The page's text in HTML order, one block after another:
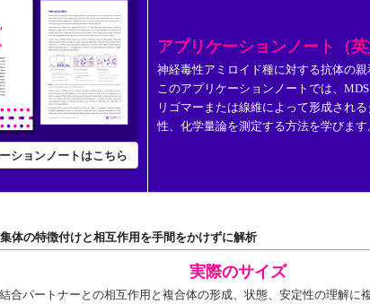
アプリケーションノート（英
神経毒性アミロイド種に対する抗体の
このアプリケーションノートでは、
リゴマーまたは線維によって形成され
性、化学量論を測定する方法を学びます
体の特徴付けと相互作用を手間をかけずに解析
実際のサイズ
結合パートナーとの相互作用と複合体の形成、状態、安定性の理解に